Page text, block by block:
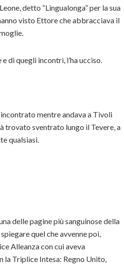
detto “Lingualonga” per la sua
visto Ettore che abbracciava il
di quegli incontri, l’ha ucciso.
mentre andava a Tivoli
trovato sventrato lungo il Tevere, a
qualsiasi.
delle pagine più sanguinose della
quel che avvenne poi,
Alleanza con cui aveva
Triplice Intesa: Regno Unito,